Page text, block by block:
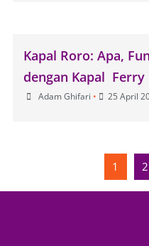
Kapal Roro: Apa,
dengan Kapal Ferry
Adam Ghifari • 25 April
1 2